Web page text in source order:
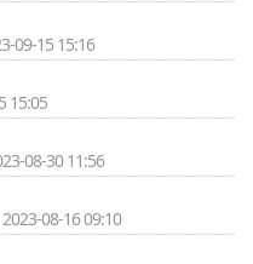
09-15 15:16
15:05
08-30 11:56
08-16 09:10